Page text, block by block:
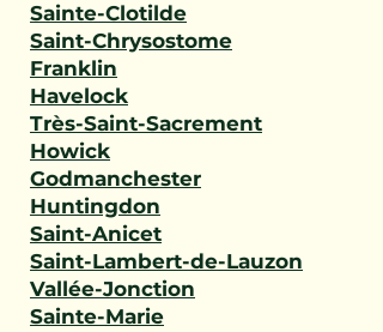
Sainte-Clotilde
Saint-Chrysostome
Franklin
Havelock
Très-Saint-Sacrement
Howick
Godmanchester
Huntingdon
Saint-Anicet
Saint-Lambert-de-Lauzon
Vallée-Jonction
Sainte-Marie